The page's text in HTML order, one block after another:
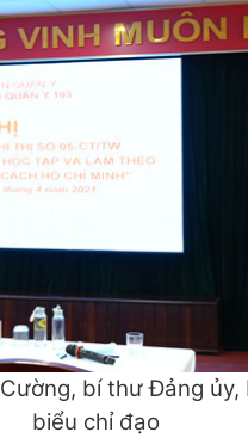
bí thư Đảng ủy,
biểu chỉ đạo